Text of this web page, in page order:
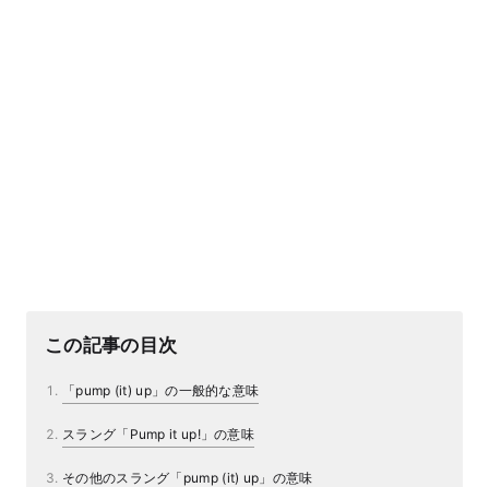
この記事の目次
「pump (it) up」の一般的な意味
スラング「Pump it up!」の意味
その他のスラング「pump (it) up」の意味